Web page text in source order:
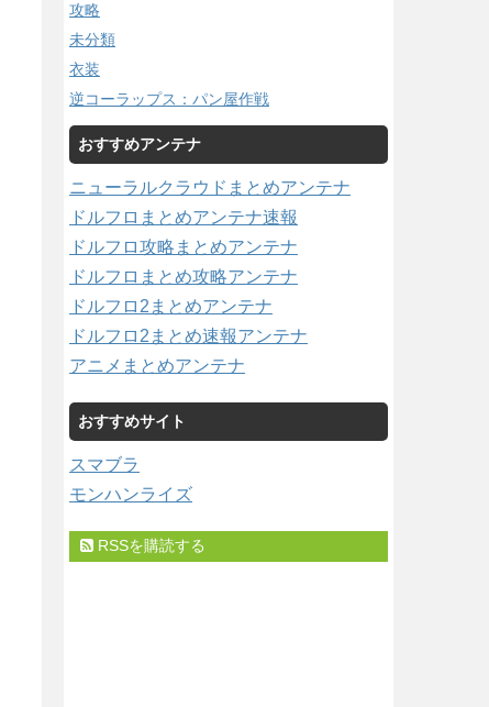
攻略
未分類
衣装
逆コーラップス：パン屋作戦
おすすめアンテナ
ニューラルクラウドまとめアンテナ
ドルフロまとめアンテナ速報
ドルフロ攻略まとめアンテナ
ドルフロまとめ攻略アンテナ
ドルフロ2まとめアンテナ
ドルフロ2まとめ速報アンテナ
アニメまとめアンテナ
おすすめサイト
スマブラ
モンハンライズ
RSSを購読する